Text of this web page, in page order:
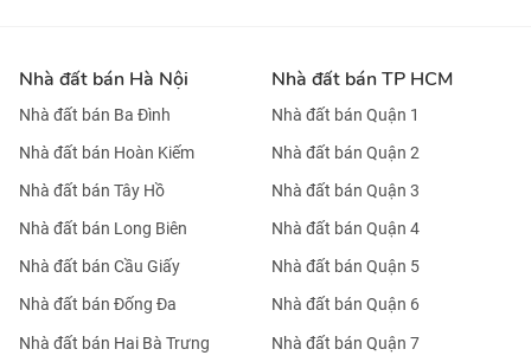
Nhà đất bán Hà Nội
Nhà đất bán Ba Đình
Nhà đất bán Hoàn Kiếm
Nhà đất bán Tây Hồ
Nhà đất bán Long Biên
Nhà đất bán Cầu Giấy
Nhà đất bán Đống Đa
Nhà đất bán Hai Bà Trưng
Nhà đất bán TP HCM
Nhà đất bán Quận 1
Nhà đất bán Quận 2
Nhà đất bán Quận 3
Nhà đất bán Quận 4
Nhà đất bán Quận 5
Nhà đất bán Quận 6
Nhà đất bán Quận 7